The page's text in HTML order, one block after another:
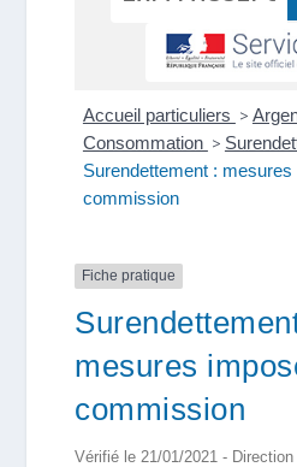
Accueil particuliers >
Consommation >
Surendettement :
commission
Fiche pratique
mesures
commission
Vérifié le 21/01/2021 -